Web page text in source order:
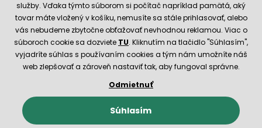
Spoľahlivý obchod
Obchodné podmienky
Nastavenie cookies
E-shop vytvorila a technicky zaisťujeSIMPLIA.cz
služby. Vďaka týmto súborom si počítač napríklad pamätá, aký
tovar máte vložený v košíku, nemusíte sa stále prihlasovať, alebo
vás nebudeme zbytočne obťažovať nevhodnou reklamou. Viac o
súboroch cookie sa dozviete TU. Kliknutím na tlačidlo "Súhlasím",
vyjadríte súhlas s používaním cookies a tým nám umožníte náš
web zlepšovať a zároveň nastaviť tak, aby fungoval správne.
Odmietnuť
Súhlasím